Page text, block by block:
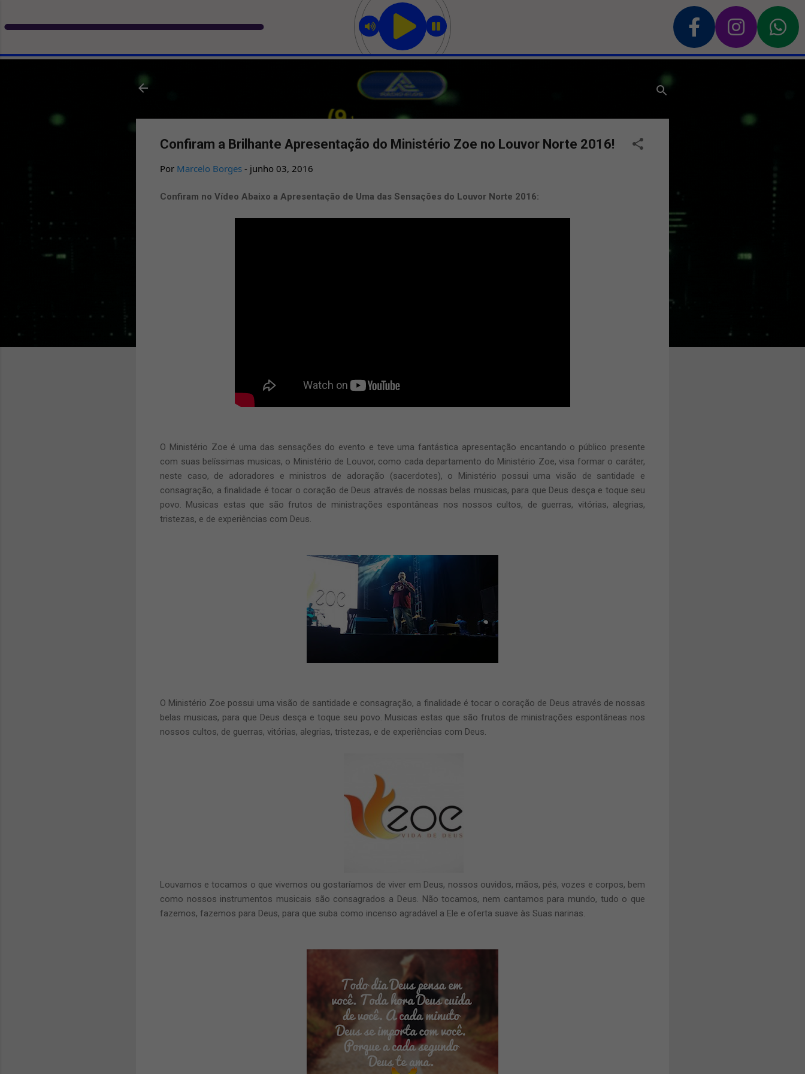
Pular para o conteúdo principal
Confiram a Brilhante Apresentação do Ministério Zoe no Louvor Norte 2016!
Por Marcelo Borges - junho 03, 2016
Confiram no Vídeo Abaixo a Apresentação de Uma das Sensações do Louvor Norte 2016:
O Ministério Zoe é uma das sensações do evento e teve uma fantástica apresentação encantando o público presente
com suas belíssimas musicas, o Ministério de Louvor, como cada departamento do Ministério Zoe, visa formar o caráter,
neste caso, de adoradores e ministros de adoração (sacerdotes), o Ministério possui uma visão de santidade e
consagração, a finalidade é tocar o coração de Deus através de nossas belas musicas, para que Deus desça e toque seu
povo. Musicas estas que são frutos de ministrações espontâneas nos nossos cultos, de guerras, vitórias, alegrias,
tristezas, e de experiências com Deus.
O Ministério Zoe possui uma visão de santidade e consagração, a finalidade é tocar o coração de Deus através de nossas
belas musicas, para que Deus desça e toque seu povo. Musicas estas que são frutos de ministrações espontâneas nos
nossos cultos, de guerras, vitórias, alegrias, tristezas, e de experiências com Deus.
Louvamos e tocamos o que vivemos ou gostaríamos de viver em Deus, nossos ouvidos, mãos, pés, vozes e corpos, bem
como nossos instrumentos musicais são consagrados a Deus. Não tocamos, nem cantamos para mundo, tudo o que
fazemos, fazemos para Deus, para que suba como incenso agradável a Ele e oferta suave às Suas narinas.